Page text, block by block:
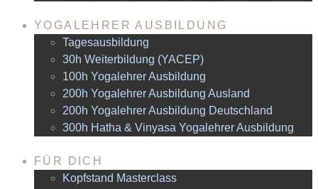
YOGALEHRER AUSBILDUNG
Tagesausbildung
30h Weiterbildung (YACEP)
100h Yogalehrer Ausbildung
200h Yogalehrer Ausbildung Ausland
200h Yogalehrer Ausbildung Deutschland
300h Hatha & Vinyasa Yogalehrer Ausbildung
FÜR DICH
Kopfstand Masterclass